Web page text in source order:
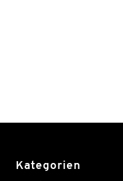
Kategorien